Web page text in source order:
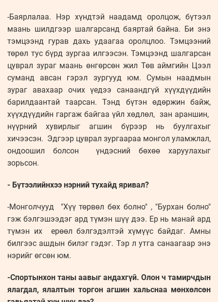
-Баярлалаа. Нэр хүндтэй наадамд оролцож, бүтээл
маань шилдгээр шалгарсанд баяртай байна. Би энэ
тэмцээнд гурав дахь удаагаа оролцлоо. Тэмцээний
төрөл тус бүрд зургаа илгээсэн. Тэмцээнд шалгарсан
цуврал зураг маань өнгөрсөн жил Төв аймгийн Цээл
суманд авсан гэрэл зургууд юм. Сумын наадмын
зураг авахаар очих үедээ санаандгүй хүүхдүүдийн
барилдаантай таарсан. Тэнд бүтэн өдөржин байж,
хүүхдүүдийн гаргаж байгаа үйл хөдлөл, зан араншин,
нүүрний хувирлыг агшин бүрээр нь буулгахыг
хичээсэн. Эдгээр цуврал зургаараа монгол уламжлал,
ондоошил болсон үндэсний бөхөө харуулахыг
зорьсон.
- Бүтээлийнхээ нэрний тухайд яривал?
-Монголчууд "Хүү төрвөл бөх болно" , "Бурхан болно"
гэж бэлгэшээдэг ард түмэн шүү дээ. Ер нь манай ард
түмэн их ерөөл бэлгэдэлтэй хүмүүс байдаг. Амны
билгээс ашдын билэг гэдэг. Тэр л утга санаагаар энэ
нэрийг өгсөн юм.
-Спортынхон таны аавыг андахгүй. Олон ч тамирчдын
ялагдал, ялалтын торгон агшин хальснаа мөнхөлсөн